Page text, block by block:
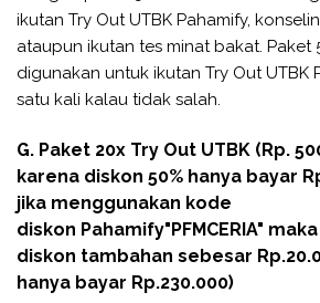
ikutan Try Out UTBK Pahamify,
ataupun ikutan tes minat bakat. Paket
digunakan untuk ikutan Try Out UTBK
satu kali kalau tidak salah.
G. Paket 20x Try Out UTBK (Rp.
karena diskon 50% hanya bayar
jika menggunakan kode
diskon Pahamify"PFMCERIA"
diskon tambahan sebesar
hanya bayar Rp.230.000)